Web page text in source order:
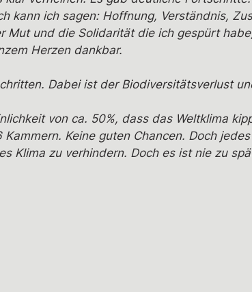
kann ich sagen: Hoffnung, Verständnis,
Mut und die Solidarität die ich gespürt
Herzen dankbar.
Dabei ist der Biodiversitätsverlust
von ca. 50%, dass das Weltklima
Keine guten Chancen. Doch
Klima zu verhindern. Doch es ist nie zu